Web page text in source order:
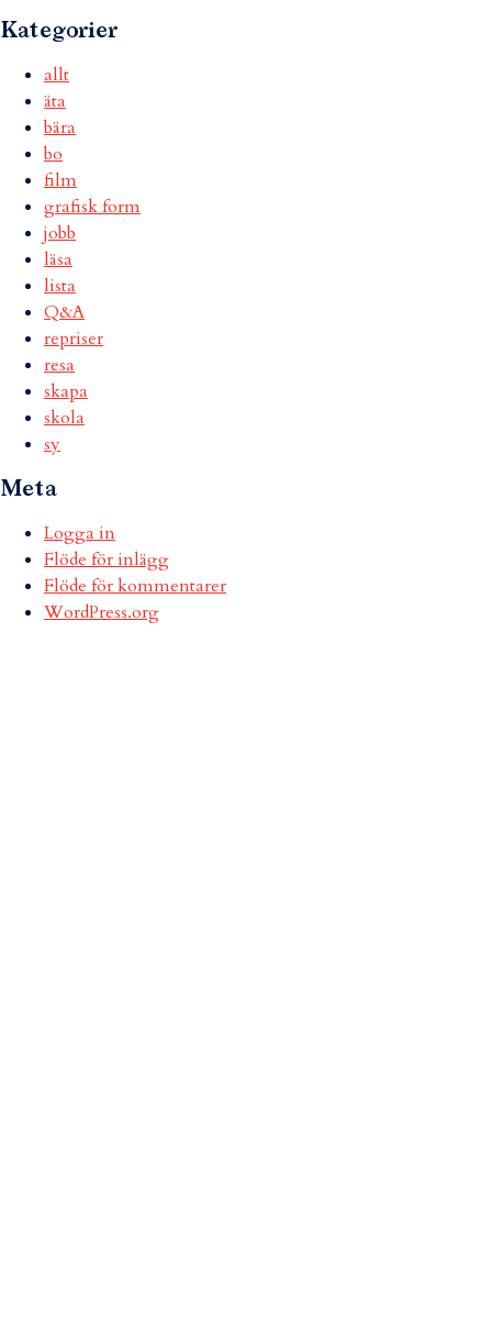
Kategorier
allt
äta
bära
bo
film
grafisk form
jobb
läsa
lista
Q&A
repriser
resa
skapa
skola
sy
Meta
Logga in
Flöde för inlägg
Flöde för kommentarer
WordPress.org